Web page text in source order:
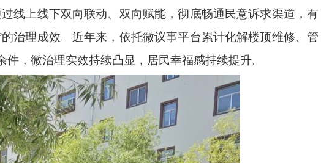
线上线下双向联动、双向赋能，彻底畅通民意诉求渠道，有
治理成效。近年来，依托微议事平台累计化解楼顶维修、管
，微治理实效持续凸显，居民幸福感持续提升。